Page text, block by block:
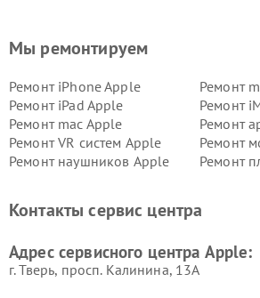
Мы ремонтируем
Ремонт iPhone Apple
Ремонт
Ремонт iPad Apple
Ремонт
Ремонт mac Apple
Ремонт
Ремонт VR систем Apple
Ремонт
Ремонт наушников Apple
Ремонт
Контакты сервис центра
Адрес сервисного центра Apple:
г. Тверь, просп. Калинина, 13А